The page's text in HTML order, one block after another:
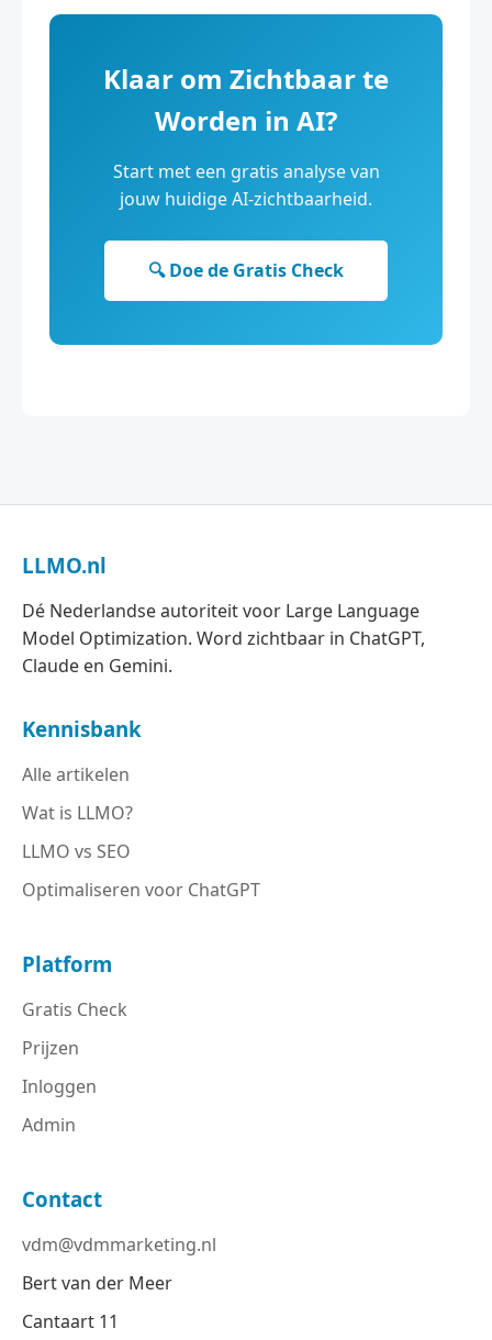
Klaar om Zichtbaar te
Worden in AI?
Start met een gratis analyse van
jouw huidige AI-zichtbaarheid.
🔍 Doe de Gratis Check
LLMO.nl
Dé Nederlandse autoriteit voor Large Language
Model Optimization. Word zichtbaar in ChatGPT,
Claude en Gemini.
Kennisbank
Alle artikelen
Wat is LLMO?
LLMO vs SEO
Optimaliseren voor ChatGPT
Platform
Gratis Check
Prijzen
Inloggen
Admin
Contact
vdm@vdmmarketing.nl
Bert van der Meer
Cantaart 11